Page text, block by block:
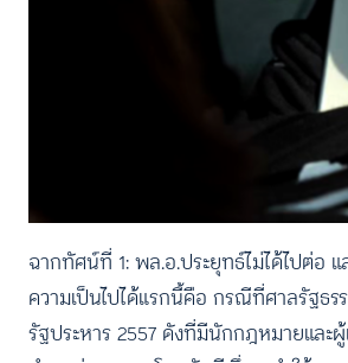
ฉากทัศน์ที่ 1: พล.อ.ประยุทธ์ไม่ได้ไปต่อ
ความเป็นไปได้แรกนี้คือ กรณีที่ศาลรัฐธ
รัฐประหาร 2557 ดังที่มีนักกฎหมายและ